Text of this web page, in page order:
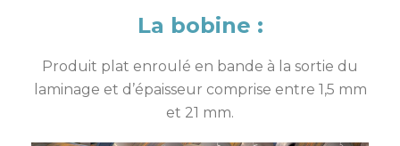
La bobine :
Produit plat enroulé en bande à la sortie du
laminage et d’épaisseur comprise entre 1,5 mm
et 21 mm.